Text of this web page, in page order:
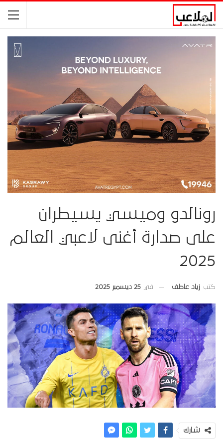
رونالدو وميسي يسيطران
على صدارة أغنى لاعبي العالم
2025
كتب زياد عاطف في 25 ديسمبر 2025
شارك